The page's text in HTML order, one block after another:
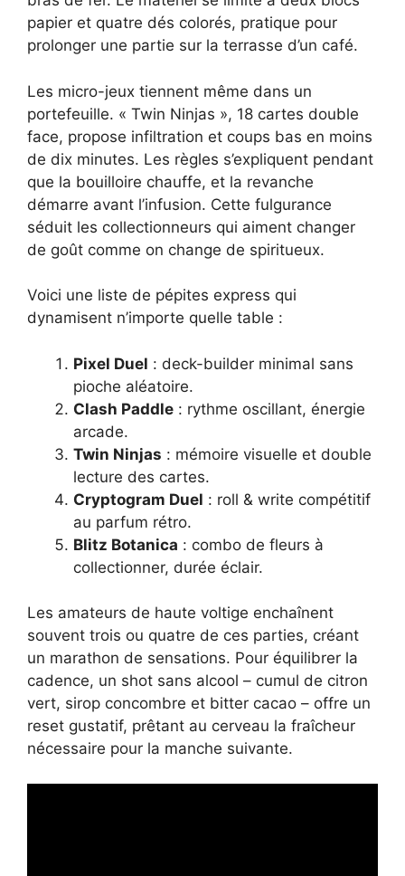
papier et quatre dés colorés, pratique pour
prolonger une partie sur la terrasse d’un café.
Les micro-jeux tiennent même dans un
portefeuille. « Twin Ninjas », 18 cartes double
face, propose infiltration et coups bas en moins
de dix minutes. Les règles s’expliquent pendant
que la bouilloire chauffe, et la revanche
démarre avant l’infusion. Cette fulgurance
séduit les collectionneurs qui aiment changer
de goût comme on change de spiritueux.
Voici une liste de pépites express qui
dynamisent n’importe quelle table :
Pixel Duel : deck-builder minimal sans
pioche aléatoire.
Clash Paddle : rythme oscillant, énergie
arcade.
Twin Ninjas : mémoire visuelle et double
lecture des cartes.
Cryptogram Duel : roll & write compétitif
au parfum rétro.
Blitz Botanica : combo de fleurs à
collectionner, durée éclair.
Les amateurs de haute voltige enchaînent
souvent trois ou quatre de ces parties, créant
un marathon de sensations. Pour équilibrer la
cadence, un shot sans alcool – cumul de citron
vert, sirop concombre et bitter cacao – offre un
reset gustatif, prêtant au cerveau la fraîcheur
nécessaire pour la manche suivante.